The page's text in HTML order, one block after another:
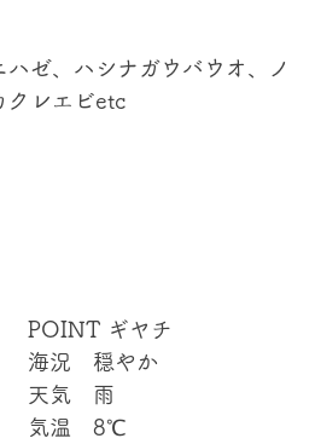
ゼ、ハシナガウバウオ、ノ
クレエビetc
POINT ギヤチ
海況　穏やか
天気　雨
気温　8℃